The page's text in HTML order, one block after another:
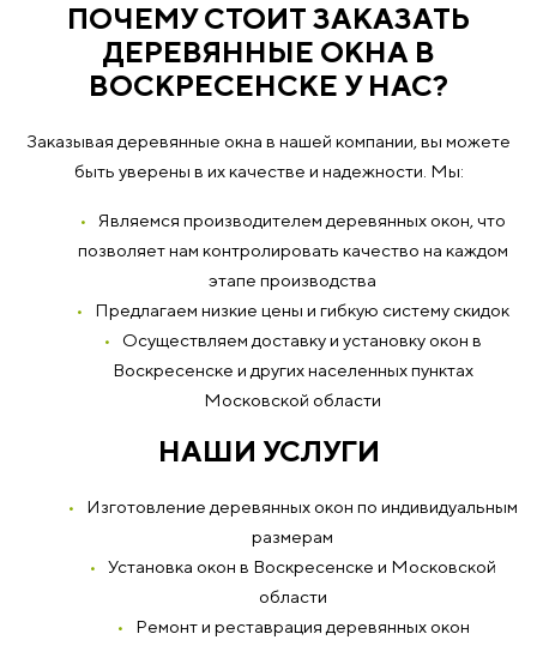
ПОЧЕМУ СТОИТ ЗАКАЗАТЬ
ДЕРЕВЯННЫЕ ОКНА В
ВОСКРЕСЕНСКЕ У НАС?
Заказывая деревянные окна в нашей компании, вы можете
быть уверены в их качестве и надежности. Мы:
Являемся производителем деревянных окон, что
позволяет нам контролировать качество на каждом
этапе производства
Предлагаем низкие цены и гибкую систему скидок
Осуществляем доставку и установку окон в
Воскресенске и других населенных пунктах
Московской области
НАШИ УСЛУГИ
Изготовление деревянных окон по индивидуальным
размерам
Установка окон в Воскресенске и Московской
области
Ремонт и реставрация деревянных окон